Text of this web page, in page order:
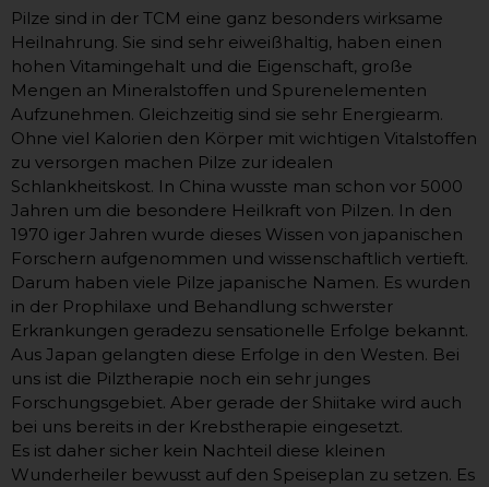
Pilze sind in der TCM eine ganz besonders wirksame
Heilnahrung. Sie sind sehr eiweißhaltig, haben einen
hohen Vitamingehalt und die Eigenschaft, große
Mengen an Mineralstoffen und Spurenelementen
Aufzunehmen. Gleichzeitig sind sie sehr Energiearm.
Ohne viel Kalorien den Körper mit wichtigen Vitalstoffen
zu versorgen machen Pilze zur idealen
Schlankheitskost. In China wusste man schon vor 5000
Jahren um die besondere Heilkraft von Pilzen. In den
1970 iger Jahren wurde dieses Wissen von japanischen
Forschern aufgenommen und wissenschaftlich vertieft.
Darum haben viele Pilze japanische Namen. Es wurden
in der Prophilaxe und Behandlung schwerster
Erkrankungen geradezu sensationelle Erfolge bekannt.
Aus Japan gelangten diese Erfolge in den Westen. Bei
uns ist die Pilztherapie noch ein sehr junges
Forschungsgebiet. Aber gerade der Shiitake wird auch
bei uns bereits in der Krebstherapie eingesetzt.
Es ist daher sicher kein Nachteil diese kleinen
Wunderheiler bewusst auf den Speiseplan zu setzen. Es